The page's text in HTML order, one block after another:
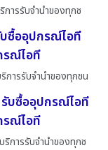
ารรับจำนำของทุกช
ซื้ออุปกรณ์ไอที
รณ์ไอที
การรับจำนำของทุกชน
บซื้ออุปกรณ์ไอที
รณ์ไอที
การรับจำนำของทุกช